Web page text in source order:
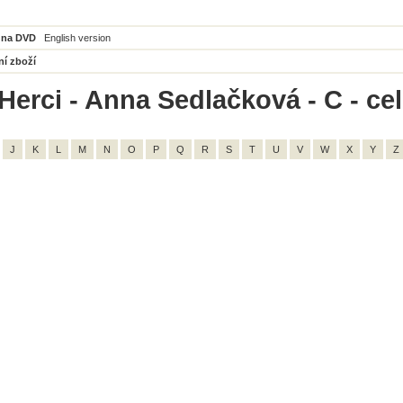
DVD English version
zboží
- Anna Sedlačková - C -
J K L M N O P Q R S T U V W X Y Z